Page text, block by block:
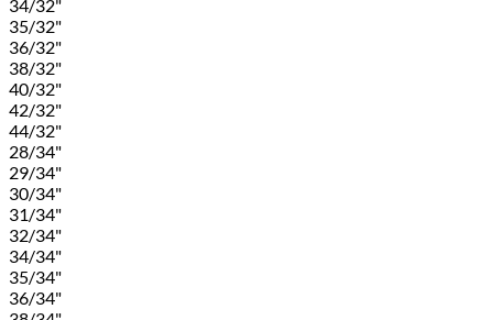
34/32"
35/32"
36/32"
38/32"
40/32"
42/32"
44/32"
28/34"
29/34"
30/34"
31/34"
32/34"
34/34"
35/34"
36/34"